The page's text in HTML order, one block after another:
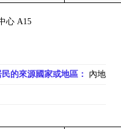
心 A15
的來源國家或地區： 內地